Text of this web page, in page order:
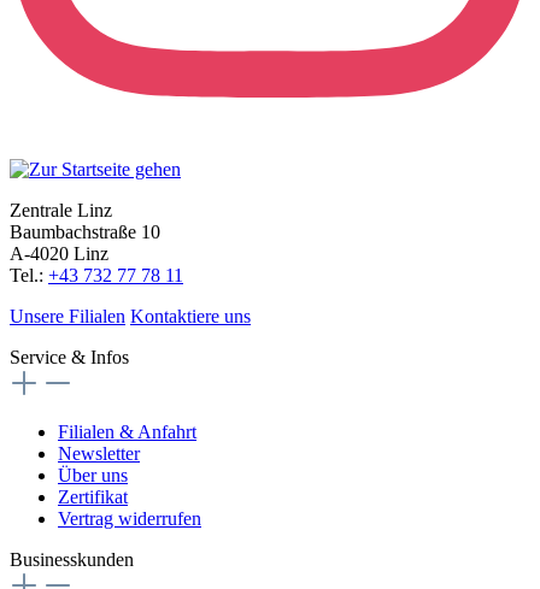
Zentrale Linz
Baumbachstraße 10
A-4020 Linz
Tel.: +43 732 77 78 11
Unsere Filialen Kontaktiere uns
Service & Infos
Filialen & Anfahrt
Newsletter
Über uns
Zertifikat
Vertrag widerrufen
Businesskunden